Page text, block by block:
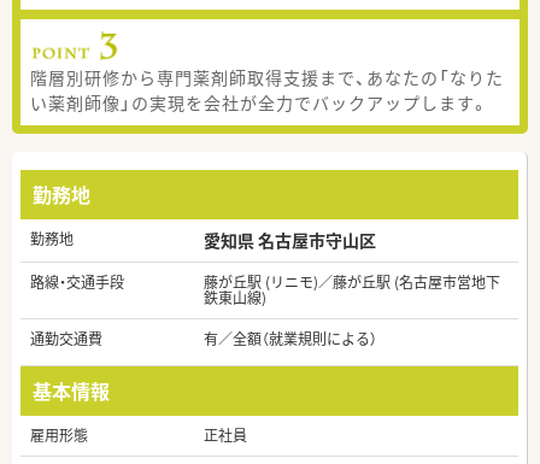
階層別研修から専門薬剤師取得支援まで、あなたの「なりた
い薬剤師像」の実現を会社が全力でバックアップします。
勤務地
勤務地 愛知県 名古屋市守山区
路線・交通手段 藤が丘駅 (リニモ)／藤が丘駅 (名古屋市営地下
鉄東山線)
通勤交通費
有／全額（就業規則による）
基本情報
雇用形態
正社員